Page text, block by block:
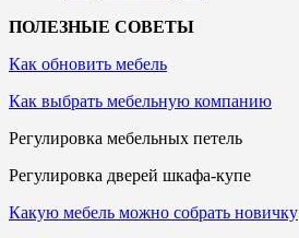
ПОЛЕЗНЫЕ СОВЕТЫ
Как обновить мебель
Как выбрать мебельную компанию
Регулировка мебельных петель
Регулировка дверей шкафа-купе
Какую мебель можно собрать новичку